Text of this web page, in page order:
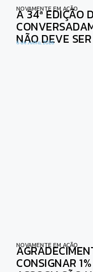
NOVAMENTE EM AÇÃO
A 34ª EDIÇÃO
NÃO DEVE
6 de Julho, 2026
NOVAMENTE EM AÇÃO
CONSIGNAR